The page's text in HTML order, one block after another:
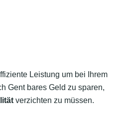
Leistung um bei Ihrem
Gent bares Geld zu sparen,
verzichten zu müssen.